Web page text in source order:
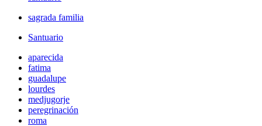
sagrada familia
Santuario
aparecida
fatima
guadalupe
lourdes
medjugorje
peregrinación
roma